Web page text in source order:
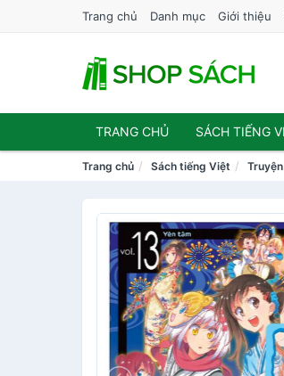
Trang chủ Danh mục Giới thiệu
TRANG CHỦ SÁCH TIẾNG
Trang chủ Sách tiếng Việt